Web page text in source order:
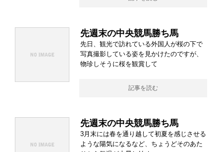
先週末の中央競馬勝ち馬
先日、観光で訪れている外国人が桜の下で
写真撮影している姿を見かけたのですが、
物珍しそうに桜を観賞して
記事を読む
先週末の中央競馬勝ち馬
3月末には春を通り越して初夏を感じさせる
ような陽気になるなど、ちょうどそのあた